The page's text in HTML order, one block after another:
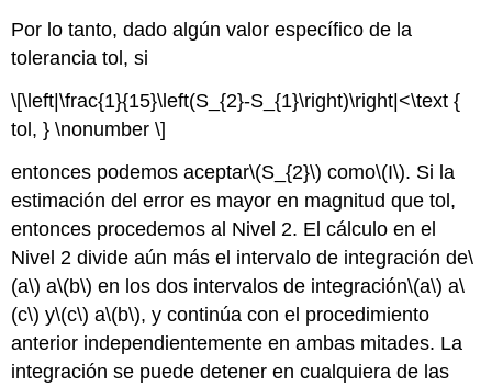
Por lo tanto, dado algún valor específico de la
tolerancia tol, si
\[\left|\frac{1}{15}\left(S_{2}-S_{1}\right)\right|<\text {
tol, } \nonumber \]
entonces podemos aceptar\(S_{2}\) como\(I\). Si la
estimación del error es mayor en magnitud que tol,
entonces procedemos al Nivel 2. El cálculo en el
Nivel 2 divide aún más el intervalo de integración de\
(a\) a\(b\) en los dos intervalos de integración\(a\) a\
(c\) y\(c\) a\(b\), y continúa con el procedimiento
anterior independientemente en ambas mitades. La
integración se puede detener en cualquiera de las